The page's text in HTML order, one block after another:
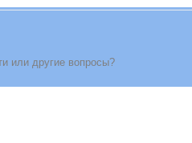
или другие вопросы?